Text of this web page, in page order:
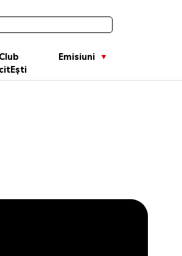
Club
citEști
Emisiuni